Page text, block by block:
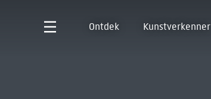
Ontdek Kunstverkenner